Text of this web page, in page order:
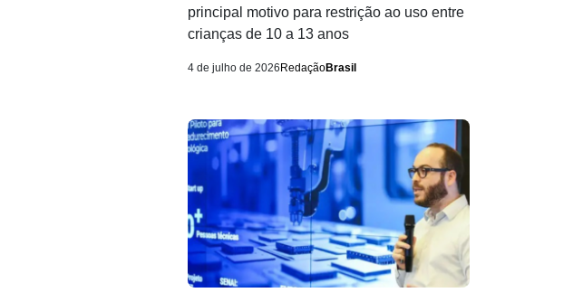
principal motivo para restrição ao uso entre
crianças de 10 a 13 anos
4 de julho de 2026 RedaçãoBrasil